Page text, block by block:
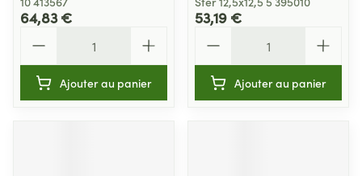
64,83 €
Ajouter au panier
53,19 €
Ajouter au panier